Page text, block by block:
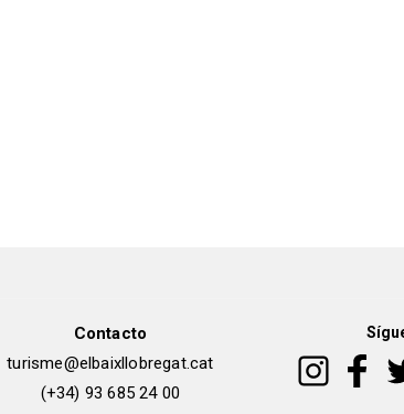
Contacto
turisme@elbaixllobregat.cat
(+34) 93 685 24 00